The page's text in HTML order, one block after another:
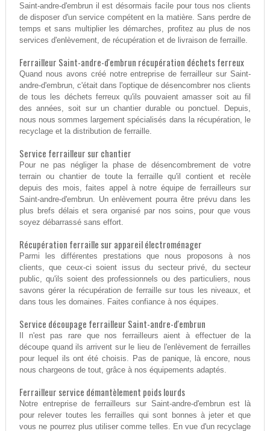
Saint-andre-d'embrun il est désormais facile pour tous nos clients
de disposer d'un service compétent en la matière. Sans perdre de
temps et sans multiplier les démarches, profitez au plus de nos
services d'enlèvement, de récupération et de livraison de ferraille.
Ferrailleur Saint-andre-d'embrun récupération déchets ferreux
Quand nous avons créé notre entreprise de ferrailleur sur Saint-
andre-d'embrun, c'était dans l'optique de désencombrer nos clients
de tous les déchets ferreux qu'ils pouvaient amasser soit au fil
des années, soit sur un chantier durable ou ponctuel. Depuis,
nous nous sommes largement spécialisés dans la récupération, le
recyclage et la distribution de ferraille.
Service ferrailleur sur chantier
Pour ne pas négliger la phase de désencombrement de votre
terrain ou chantier de toute la ferraille qu'il contient et recèle
depuis des mois, faites appel à notre équipe de ferrailleurs sur
Saint-andre-d'embrun. Un enlèvement pourra être prévu dans les
plus brefs délais et sera organisé par nos soins, pour que vous
soyez débarrassé sans effort.
Récupération ferraille sur appareil électroménager
Parmi les différentes prestations que nous proposons à nos
clients, que ceux-ci soient issus du secteur privé, du secteur
public, qu'ils soient des professionnels ou des particuliers, nous
savons gérer la récupération de ferraille sur tous les niveaux, et
dans tous les domaines. Faites confiance à nos équipes.
Service découpage ferrailleur Saint-andre-d'embrun
Il n'est pas rare que nos ferrailleurs aient à effectuer de la
découpe quand ils arrivent sur le lieu de l'enlèvement de ferrailles
pour lequel ils ont été choisis. Pas de panique, là encore, nous
nous chargeons de tout, grâce à nos équipements adaptés.
Ferrailleur service démantèlement poids lourds
Notre entreprise de ferrailleurs sur Saint-andre-d'embrun est là
pour relever toutes les ferrailles qui sont bonnes à jeter et que
vous ne pourrez plus utiliser comme telles. En vue d'un recyclage